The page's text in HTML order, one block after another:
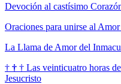
Devoción al castísimo
Oraciones para unirse al
La Llama de Amor del
† † † Las veinticuatro horas
Jesucristo